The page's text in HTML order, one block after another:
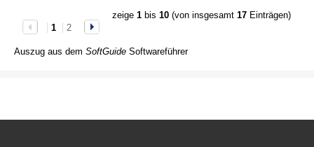
zeige 1bis 10(von insgesamt 17Einträgen)
1
2
Auszug aus dem SoftGuide Softwareführer